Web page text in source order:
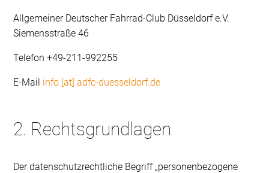
Allgemeiner Deutscher Fahrrad-Club Düsseldorf e.V.
Siemensstraße 46
Telefon +49-211-992255
E-Mail info [at] adfc-duesseldorf.de
2. Rechtsgrundlagen
Der datenschutzrechtliche Begriff „personenbezogene